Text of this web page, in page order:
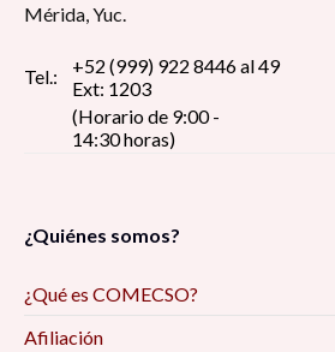
Mérida, Yuc.
Tel.:
+52 (999) 922 8446 al 49
Ext: 1203
(Horario de 9:00 -
14:30 horas)
¿Quiénes somos?
¿Qué es COMECSO?
Afiliación